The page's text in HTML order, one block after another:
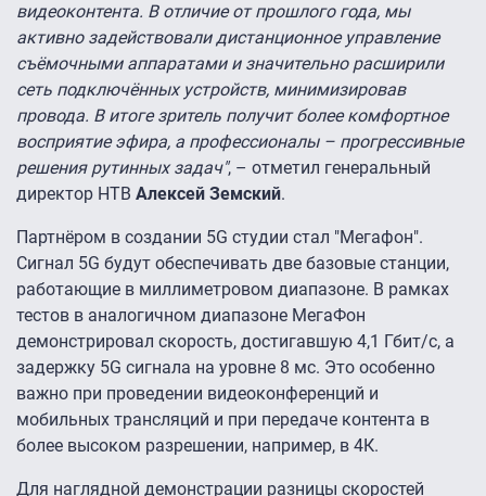
видеоконтента. В отличие от прошлого года, мы
активно задействовали дистанционное управление
съёмочными аппаратами и значительно расширили
сеть подключённых устройств, минимизировав
провода. В итоге зритель получит более комфортное
восприятие эфира, а профессионалы – прогрессивные
решения рутинных задач", – отметил генеральный
директор НТВ Алексей Земский.
Партнёром в создании 5G студии стал "Мегафон".
Сигнал 5G будут обеспечивать две базовые станции,
работающие в миллиметровом диапазоне. В рамках
тестов в аналогичном диапазоне МегаФон
демонстрировал скорость, достигавшую 4,1 Гбит/с, а
задержку 5G сигнала на уровне 8 мс. Это особенно
важно при проведении видеоконференций и
мобильных трансляций и при передаче контента в
более высоком разрешении, например, в 4К.
Для наглядной демонстрации разницы скоростей